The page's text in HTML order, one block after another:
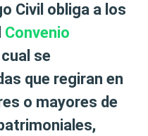
Civil obliga a los
Convenio
se
que regiran en
o mayores de